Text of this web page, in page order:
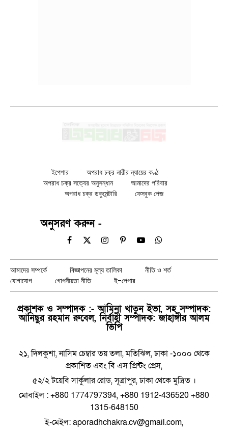
ইপেপার
অপরাধ চক্র নারীর ন্যায়ের কণ্ঠ
অপরাধ চক্র সত্যের অনুসন্ধান
আমাদের পরিবার
অপরাধ চক্র ডকুমেন্টারি
ফেসবুক পেজ
অনুসরণ করুন -
Facebook
X
InstagramPinterestYouTubeWhatsApp
আমাদের সম্পর্কে বিজ্ঞাপনের মূল্য তালিকা
নীতি ও শর্ত
যোগাযোগ
গোপনীয়তা নীতি ই-পেপার
প্রকাশক ও সম্পাদক :- আমিনা খাতুন ইভা, সহ সম্পাদক:
আনিছুর রহমান রুবেল, নির্বাহী সম্পাদক: জাহাঙ্গীর আলম
ভিপি
২১, দিলকুশা, নাসিম চেম্বার তয় তলা, মতিঝিল, ঢাকা -১০০০ থেকে
প্রকাশিত এবং বি এস প্রিন্টং প্রেস,
৫২/২ টয়েবি সার্কুলার রোড, সূত্রাপুর, ঢাকা থেকে মুদ্রিত ।
মোবাইল : +880 1774797394, +880 1912-436520 +880
1315-648150
ই-মেইল: aporadhchakra.cv@gmail.com,